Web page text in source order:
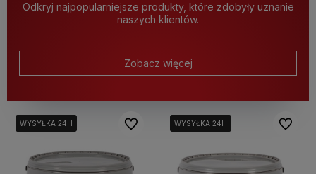
Odkryj najpopularniejsze produkty, które zdobyły uznanie
naszych klientów.
Zobacz więcej
WYSYŁKA 24H
WYSYŁKA 24H Do ulubionychWYSYŁKA 24H
WYSYŁKA 24H Do